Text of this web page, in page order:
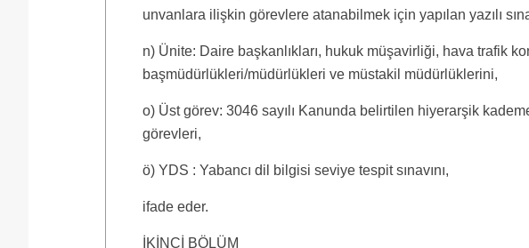
unvanlara ilişkin görevlere atanabilmek için yapılan yazılı
n) Ünite: Daire başkanlıkları, hukuk müşavirliği, hava trafik
başmüdürlükleri/müdürlükleri ve müstakil müdürlüklerini,
o) Üst görev: 3046 sayılı Kanunda belirtilen hiyerarşik
görevleri,
ö) YDS : Yabancı dil bilgisi seviye tespit sınavını,
ifade eder.
İKİNCİ BÖLÜM